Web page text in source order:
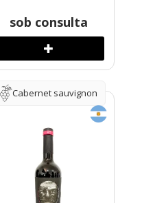
sob consulta
Cabernet sauvignon